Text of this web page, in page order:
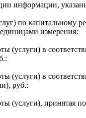
информации,
по капитальному
измерения:
(услуги) в
(услуги) в
руб.:
(услуги), принятая